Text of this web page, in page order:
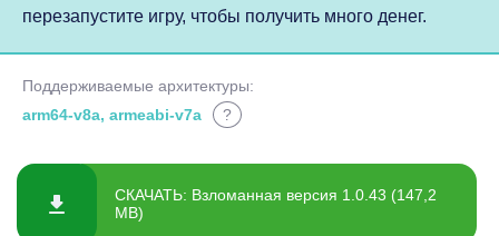
перезапустите игру, чтобы получить много денег.
Поддерживаемые архитектуры:
arm64-v8a, armeabi-v7a
?
СКАЧАТЬ: Взломанная версия 1.0.43 (147,2
MB)